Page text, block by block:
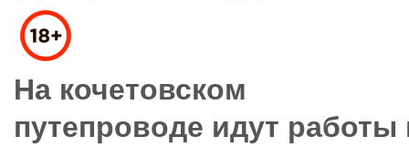
На кочетовском
путепроводе идут работы